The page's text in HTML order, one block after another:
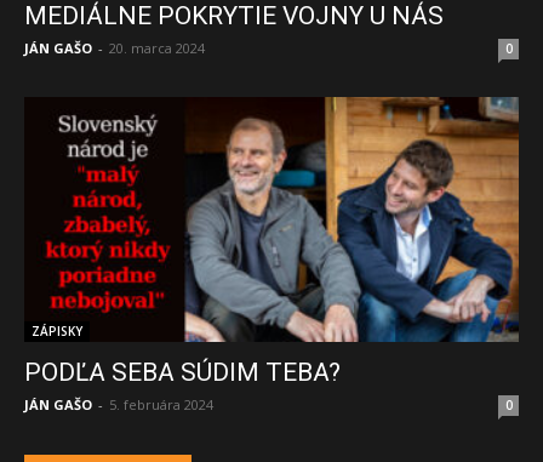
MEDIÁLNE POKRYTIE VOJNY U NÁS
JÁN GAŠO - 20. marca 2024 0
ZÁPISKY
PODĽA SEBA SÚDIM TEBA?
JÁN GAŠO - 5. februára 2024 0